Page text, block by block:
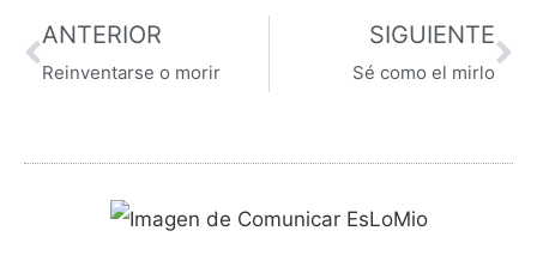
ANTERIOR
Reinventarse o morir
SIGUIENTE
Sé como el mirlo